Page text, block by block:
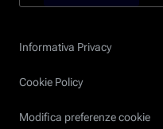
Informativa Privacy
Cookie Policy
Modifica preferenze cookie